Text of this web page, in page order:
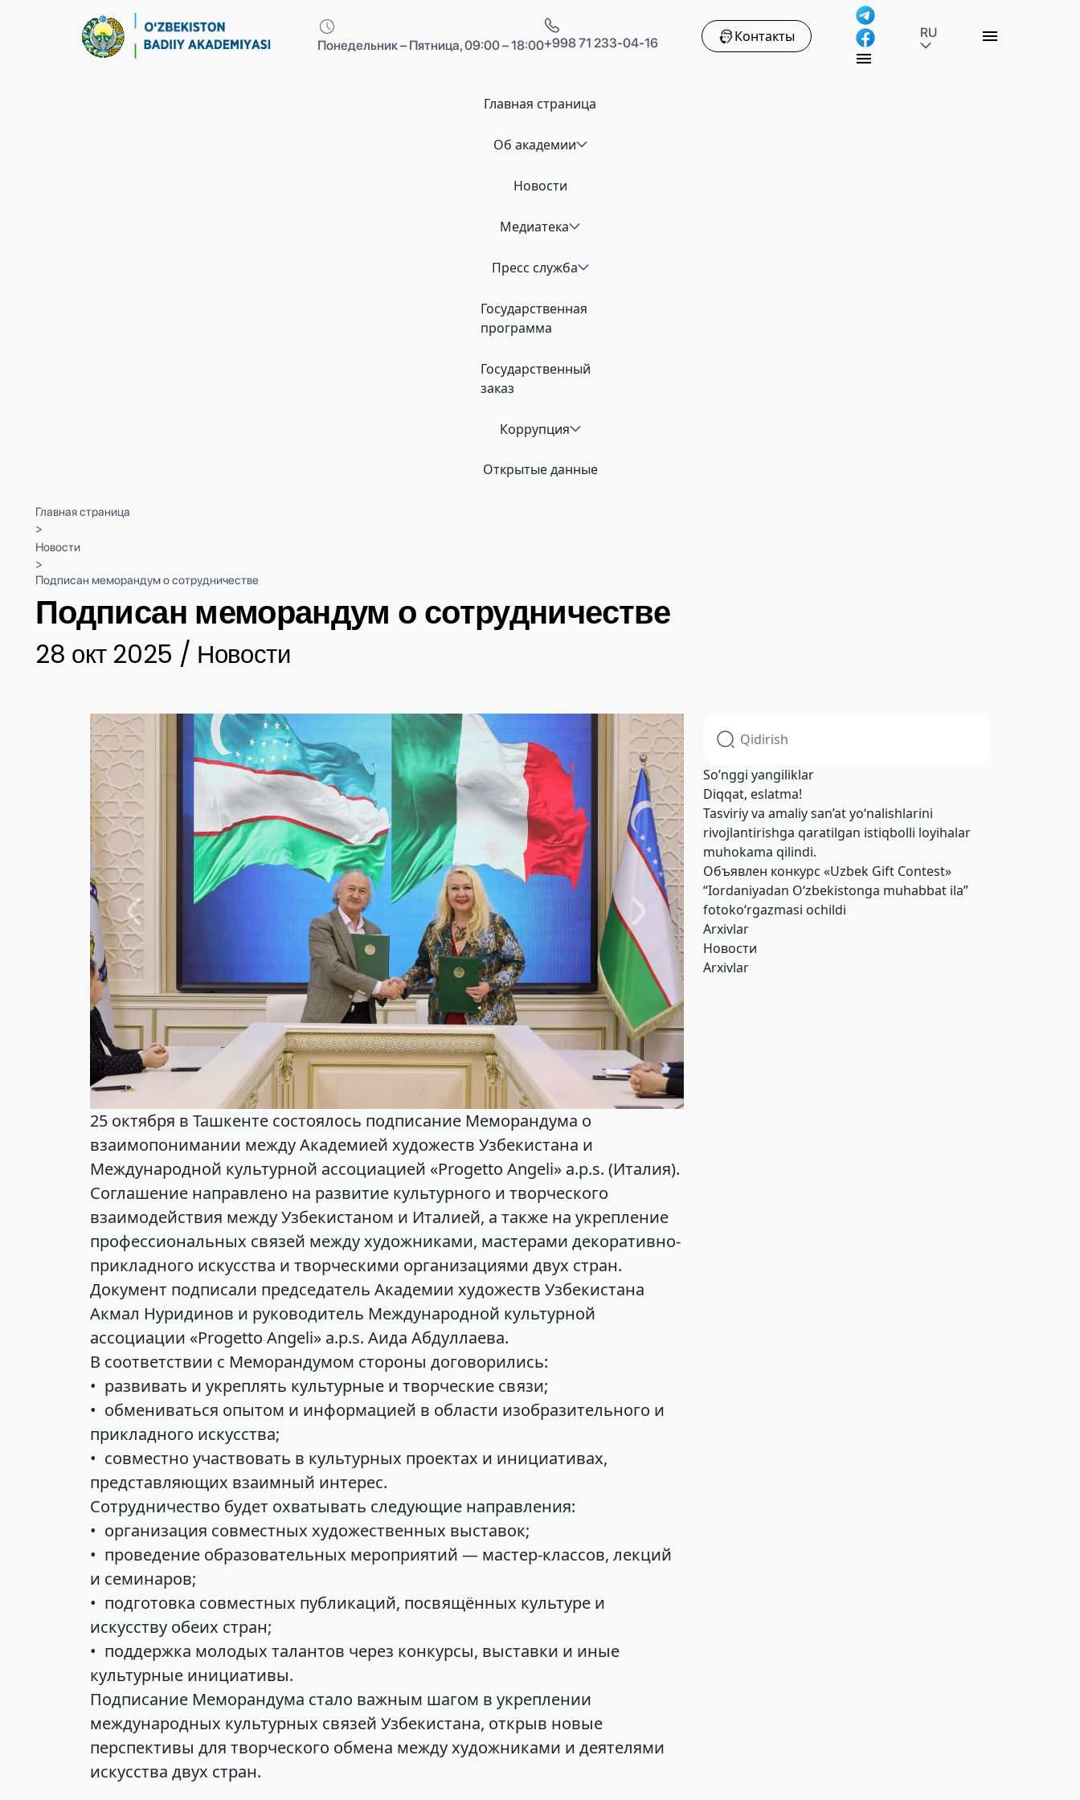
Понедельник – Пятница, 09:00 – 18:00+998 71 233-04-16 Контакты RU
Главная страница
Об академии
Новости
Медиатека
Пресс служба
Государственная
программа
Государственный
заказ
Коррупция
Открытые данные
Главная страница
>
Новости
>
Подписан меморандум о сотрудничестве
Подписан меморандум о сотрудничестве
28 окт 2025 / Новости
25 октября в Ташкенте состоялось подписание Меморандума о
взаимопонимании между Академией художеств Узбекистана и
Международной культурной ассоциацией «Progetto Angeli» a.p.s. (Италия).
Соглашение направлено на развитие культурного и творческого
взаимодействия между Узбекистаном и Италией, а также на укрепление
профессиональных связей между художниками, мастерами декоративно-
прикладного искусства и творческими организациями двух стран.
Документ подписали председатель Академии художеств Узбекистана
Акмал Нуридинов и руководитель Международной культурной
ассоциации «Progetto Angeli» a.p.s. Аида Абдуллаева.
В соответствии с Меморандумом стороны договорились:
• развивать и укреплять культурные и творческие связи;
• обмениваться опытом и информацией в области изобразительного и
прикладного искусства;
• совместно участвовать в культурных проектах и инициативах,
представляющих взаимный интерес.
Сотрудничество будет охватывать следующие направления:
• организация совместных художественных выставок;
• проведение образовательных мероприятий — мастер-классов, лекций
и семинаров;
• подготовка совместных публикаций, посвящённых культуре и
искусству обеих стран;
• поддержка молодых талантов через конкурсы, выставки и иные
культурные инициативы.
Подписание Меморандума стало важным шагом в укреплении
международных культурных связей Узбекистана, открыв новые
перспективы для творческого обмена между художниками и деятелями
искусства двух стран.
So’nggi yangiliklar
Diqqat, eslatma!
Tasviriy va amaliy san’at yo‘nalishlarini
rivojlantirishga qaratilgan istiqbolli loyihalar
muhokama qilindi.
Объявлен конкурс «Uzbek Gift Contest»
“Iordaniyadan O‘zbekistonga muhabbat ila”
fotoko‘rgazmasi ochildi
Arxivlar
Новости
Arxivlar